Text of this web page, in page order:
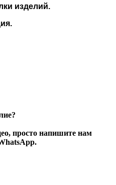
изделий.
просто напишите нам